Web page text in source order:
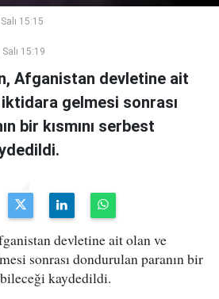
15:15
15:19
Afganistan devletine ait
iktidara gelmesi sonrası
bir kısmını serbest
devletine ait olan ve
sonrası dondurulan paranın bir
kaydedildi.